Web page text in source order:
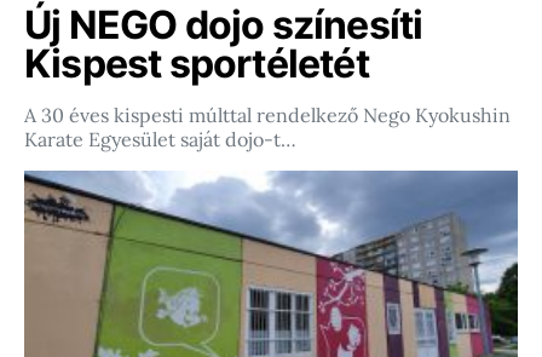
Új NEGO dojo színesíti
Kispest sportéletét
A 30 éves kispesti múlttal rendelkező Nego Kyokushin
Karate Egyesület saját dojo-t…